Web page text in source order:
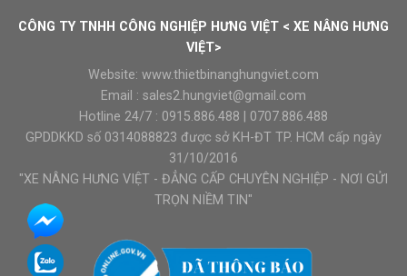
CÔNG TY TNHH CÔNG NGHIỆP HƯNG VIỆT < XE NÂNG HƯNG
VIỆT>
Website: www.thietbinanghungviet.com
Email : sales2.hungviet@gmail.com
Hotline 24/7 : 0915.886.488
0707.886.488
GPDDKKD số 0314088823 được sở KH-ĐT TP. HCM cấp ngày
31/10/2016
"XE NÂNG HƯNG VIỆT - ĐẲNG CẤP CHUYÊN NGHIỆP - NƠI GỬI
TRỌN NIỀM TIN"